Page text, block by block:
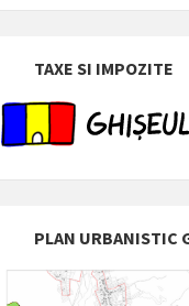
TAXE SI IMPOZITE
PLAN URBANISTIC